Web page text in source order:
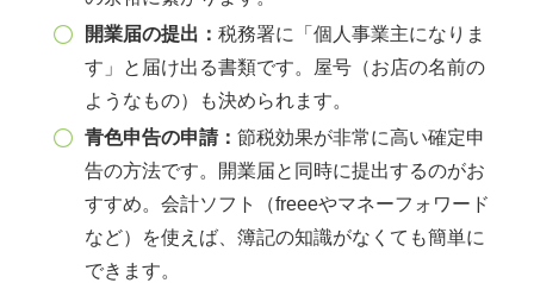
開業届の提出： 税務署に「個人事業主になりま
す」と届け出る書類です。屋号（お店の名前の
ようなもの）も決められます。
青色申告の申請： 節税効果が非常に高い確定申
告の方法です。開業届と同時に提出するのがお
すすめ。会計ソフト（freeeやマネーフォワード
など）を使えば、簿記の知識がなくても簡単に
できます。